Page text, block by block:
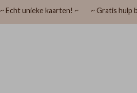
~ Echt unieke kaarten! ~ ~ Gratis hulp